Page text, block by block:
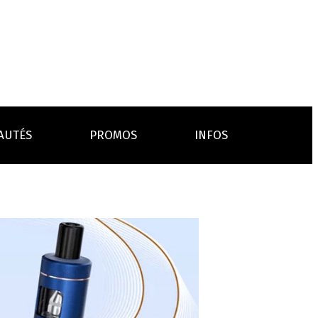
Boosters
Drip Tip
embouts, becs
Chargeurs
câbles, secteurs
PROMOS INFOS
Emission "C'est dans l'air"
Reportage Vox Pop ARTE
Interview France Bleu Genericlop